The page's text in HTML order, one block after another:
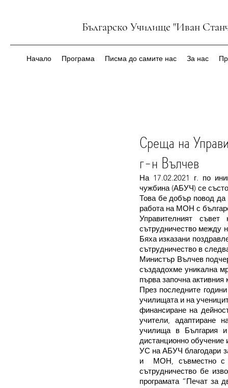
Българско Училище "Иван
Начало Програма Писма до самите нас За нас
Среща на
г-н Вълчев
На 17.02.2021 г. по
чужбина (АБУЧ) се
Това бе добър повод да
работа на МОН с
Управителният
сътрудничество между
Бяха изказани
сътрудничество в
Министър Вълчев
създадохме уникална
първа започна активния
През последните
училищата и на
финансиране на
учители, адаптиране
училища в България
дистанционно обучение
УС на АБУЧ благодари
и  МОН, съвместно с
сътрудничество бе
програмата “Печат за